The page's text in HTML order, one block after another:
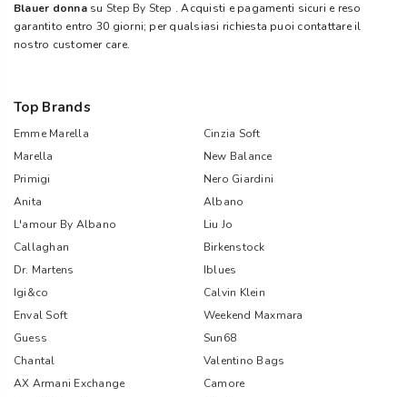
Blauer donna su Step By Step . Acquisti e pagamenti sicuri e reso
garantito entro 30 giorni; per qualsiasi richiesta puoi contattare il
nostro customer care.
Top Brands
Emme Marella
Cinzia Soft
Marella
New Balance
Primigi
Nero Giardini
Anita
Albano
L'amour By Albano
Liu Jo
Callaghan
Birkenstock
Dr. Martens
Iblues
Igi&co
Calvin Klein
Enval Soft
Weekend Maxmara
Guess
Sun68
Chantal
Valentino Bags
AX Armani Exchange
Camore